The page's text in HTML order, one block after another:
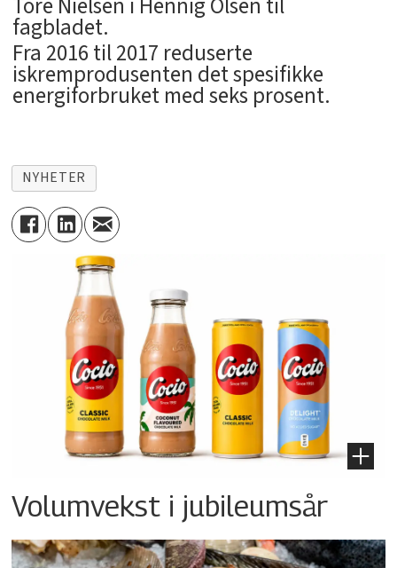
fagbladet.
Fra 2016 til 2017 reduserte
iskremprodusenten det spesifikke
energiforbruket med seks prosent.
NYHETER
Volumvekst i jubileumsår